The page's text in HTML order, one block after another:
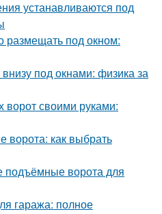
устанавливаются под
размещать под окном:
под окнами: физика за
ворот своими руками:
как выбрать
подъёмные ворота для
гаража: полное